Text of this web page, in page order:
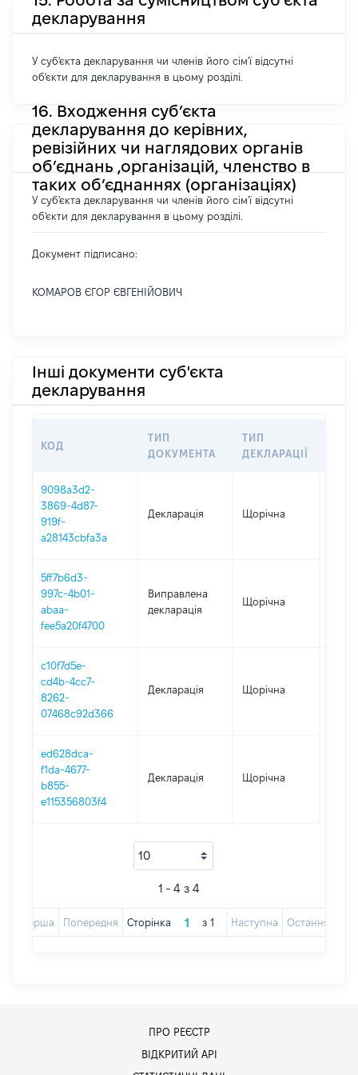
декларування
У суб'єкта декларування чи членів його сім'ї відсутні
об'єкти для декларування в цьому розділі.
16. Входження суб’єкта
декларування до керівних,
ревізійних чи наглядових органів
об’єднань ,організацій, членство в
таких об’єднаннях (організаціях)
У суб'єкта декларування чи членів його сім'ї відсутні
об'єкти для декларування в цьому розділі.
Документ підписано:
КОМАРОВ ЄГОР ЄВГЕНІЙОВИЧ
Інші документи суб'єкта
декларування
КОД
ТИП
ДОКУМЕНТА
ТИП
ДЕКЛАРАЦІЇ
9098a3d2-
3869-4d87-
919f-
a28143cbfa3a
Декларація Щорічна
5ff7b6d3-
997c-4b01-
abaa-
fee5a20f4700
Виправлена
декларація
Щорічна
c10f7d5e-
cd4b-4cc7-
8262-
07468c92d366
Декларація Щорічна
ed628dca-
f1da-4677-
b855-
e115356803f4
Декларація Щорічна
1 - 4 з 4
Перша Попередня Сторінка з 1 Наступна Остання
ПРО РЕЄСТР
ВІДКРИТИЙ АРІ